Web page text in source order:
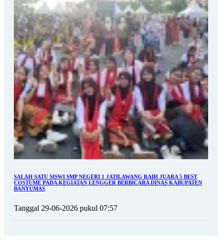
SALAH SATU SISWI SMP NEGERI 1 JATILAWANG RAIH JUARA 5 BEST
COSTUME PADA KEGIATAN LENGGER BERBICARA DINAS KABUPATEN
BANYUMAS
Tanggal 29-06-2026 pukul 07:57